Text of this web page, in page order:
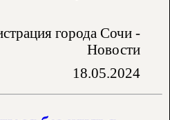
города Сочи -
Новости
18.05.2024